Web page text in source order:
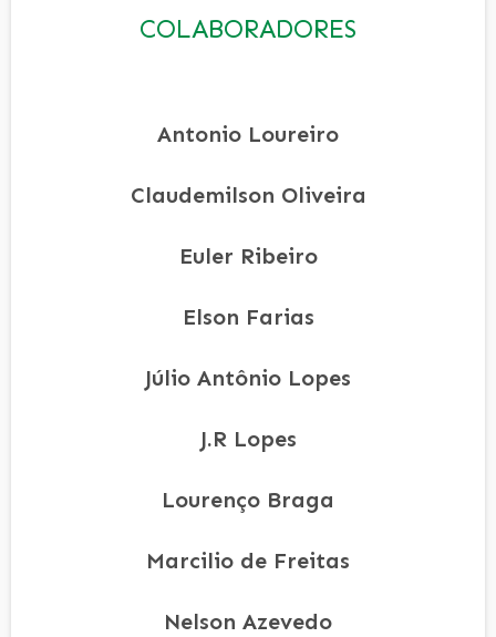
COLABORADORES
Antonio Loureiro
Claudemilson Oliveira
Euler Ribeiro
Elson Farias
Júlio Antônio Lopes
J.R Lopes
Lourenço Braga
Marcilio de Freitas
Nelson Azevedo